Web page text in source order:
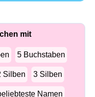
mit
5 Buchstaben
Silben 3 Silben
Namen